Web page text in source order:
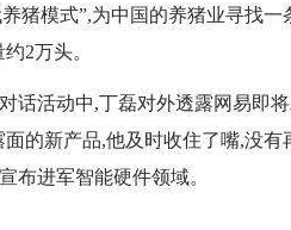
猪模式”,为中国的养猪业寻找一
2万头。
话活动中,丁磊对外透露网易即
的新产品,他及时收住了嘴,没有
布进军智能硬件领域。